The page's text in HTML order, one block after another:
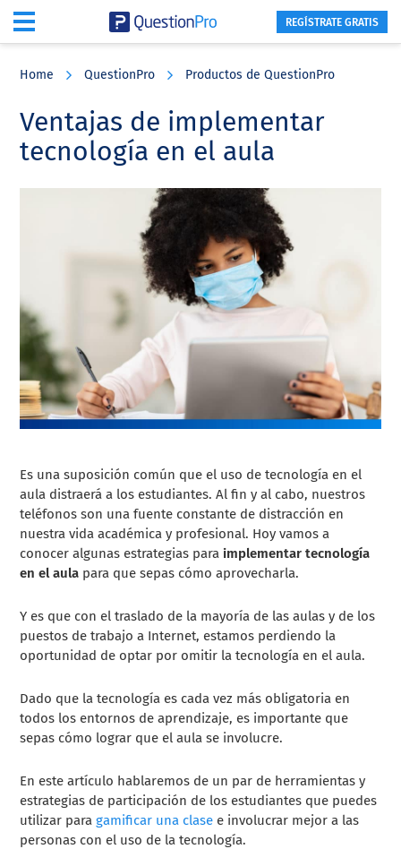
content
sidebar
REGÍSTRATE GRATIS
Home QuestionPro Productos de QuestionPro
Ventajas de implementar
tecnología en el aula
Es una suposición común que el uso de tecnología en el
aula distraerá a los estudiantes. Al fin y al cabo, nuestros
teléfonos son una fuente constante de distracción en
nuestra vida académica y profesional. Hoy vamos a
conocer algunas estrategias para implementar tecnología
en el aula para que sepas cómo aprovecharla.
Y es que con el traslado de la mayoría de las aulas y de los
puestos de trabajo a Internet, estamos perdiendo la
oportunidad de optar por omitir la tecnología en el aula.
Dado que la tecnología es cada vez más obligatoria en
todos los entornos de aprendizaje, es importante que
sepas cómo lograr que el aula se involucre.
En este artículo hablaremos de un par de herramientas y
estrategias de participación de los estudiantes que puedes
utilizar paragamificar una clase e involucrar mejor a las
personas con el uso de la tecnología.